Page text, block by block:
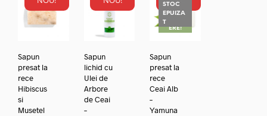
Sapun
presat la
rece
Hibiscus
si
Musetel
Sapun
lichid cu
Ulei de
Arbore
de Ceai
–
STOC
EPUIZA
TREDUC
ERE!
Sapun
presat la
rece
Ceai Alb
–
Yamuna